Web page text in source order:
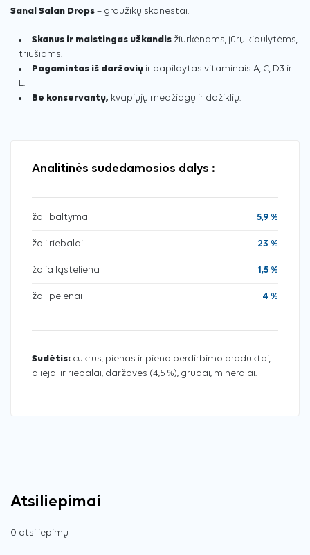
Sanal Salan Drops – graužikų skanėstai.
Skanus ir maistingas užkandis žiurkėnams, jūrų kiaulytėms,
triušiams.
Pagamintas iš daržovių ir papildytas vitaminais A, C, D3 ir
E.
Be konservantų, kvapiųjų medžiagų ir dažiklių.
Analitinės sudedamosios dalys :
žali baltymai 5,9 %
žali riebalai 23 %
žalia ląsteliena 1,5 %
žali pelenai 4 %
Sudėtis: cukrus, pienas ir pieno perdirbimo produktai,
aliejai ir riebalai, daržovės (4,5 %), grūdai, mineralai.
Atsiliepimai
0 atsiliepimų